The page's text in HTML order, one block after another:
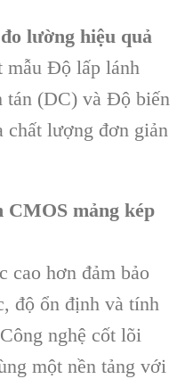
lường hiệu quả
mẫu Độ lấp lánh
tán (DC) và Độ biến
lượng đơn giản
CMOS mảng kép
cao hơn đảm bảo
độ ổn định và tính
nghệ cốt lõi
một nền tảng với